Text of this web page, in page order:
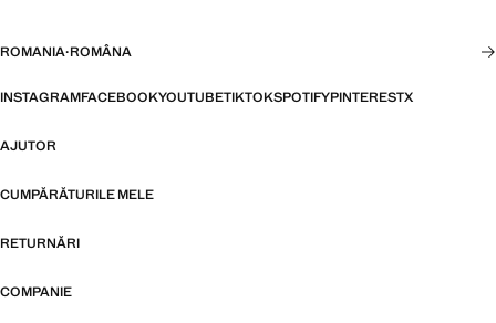
ROMANIA·ROMÂNA
INSTAGRAMFACEBOOKYOUTUBETIKTOKSPOTIFYPINTERESTX
AJUTOR
CUMPĂRĂTURILE MELE
RETURNĂRI
COMPANIE